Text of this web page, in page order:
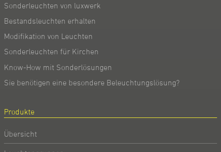
Sonderleuchten von luxwerk
Bestandsleuchten erhalten
Modifikation von Leuchten
Sonderleuchten für Kirchen
Know-How mit Sonderlösungen
Sie benötigen eine besondere Beleuchtungslösung?
Produkte
Übersicht